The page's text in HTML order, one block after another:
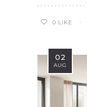
0 LIKE
02
AUG